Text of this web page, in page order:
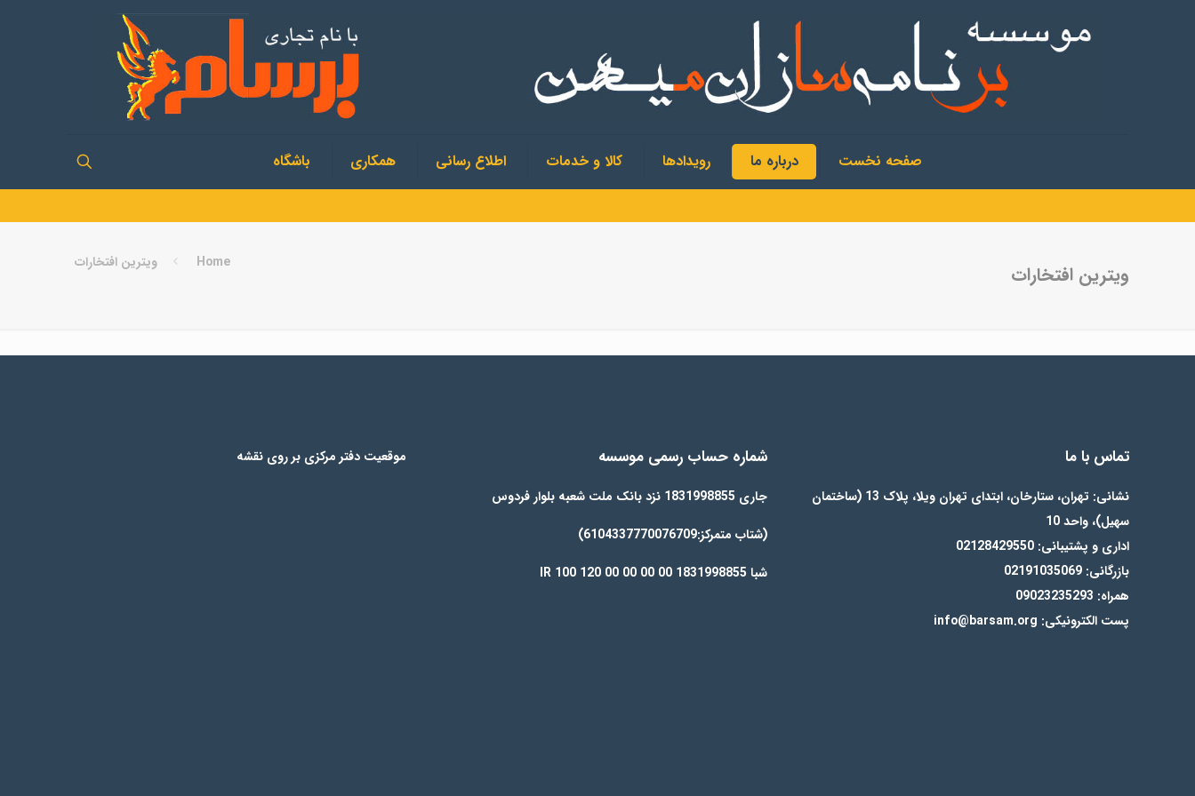
صفحه نخست درباره ما رویدادها کالا و خدمات اطلاع رسانی همکاری باشگاه
ویترین افتخارات Home ویترین افتخارات
تماس با ما
نشانی: تهران، ستارخان، ابتدای تهران ویلا، پلاک 13 (ساختمان
سهیل)، واحد 10
اداری و پشتیبانی: 02128429550
بازرگانی: 02191035069
همراه: 09023235293
پست الکترونیکی: info@barsam.org
شماره حساب رسمی موسسه
جاری 1831998855 نزد بانک ملت شعبه بلوار فردوس
(شتاب متمرکز:6104337770076709)
شبا IR 100 120 00 00 00 00 1831998855
موقعیت دفتر مرکزی بر روی نقشه